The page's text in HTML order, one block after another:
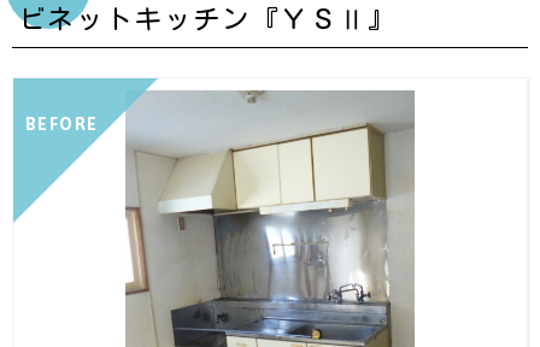
ビネットキッチン『ＹＳⅡ』
BEFORE